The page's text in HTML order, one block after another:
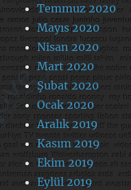
Temmuz 2020
Mayıs 2020
Nisan 2020
Mart 2020
Şubat 2020
Ocak 2020
Aralık 2019
Kasım 2019
Ekim 2019
Eylül 2019